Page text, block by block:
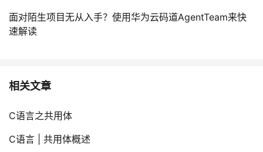
面对陌生项目无从入手？使用华为云码道AgentTeam来快
速解读
相关文章
C语言之共用体
C语言 | 共用体概述